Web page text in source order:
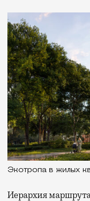
Экотропа в жилых
Иерархия